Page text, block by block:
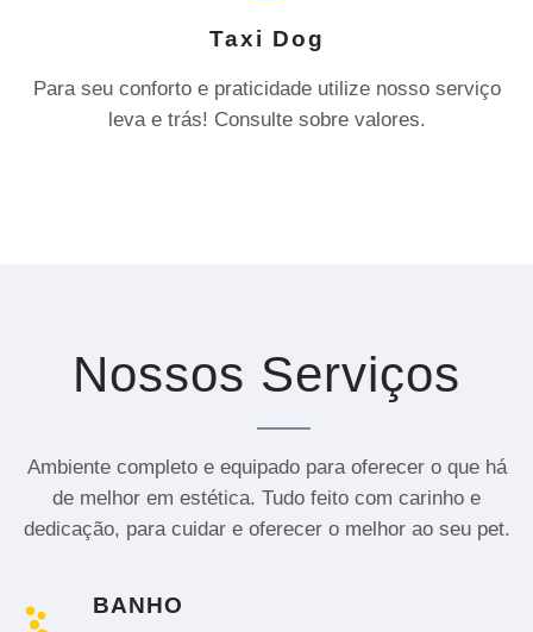
Taxi Dog
Para seu conforto e praticidade utilize nosso serviço
leva e trás! Consulte sobre valores.
Nossos Serviços
Ambiente completo e equipado para oferecer o que há
de melhor em estética. Tudo feito com carinho e
dedicação, para cuidar e oferecer o melhor ao seu pet.
BANHO